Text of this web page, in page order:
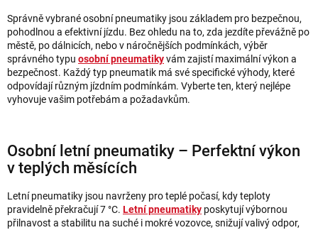
Správně vybrané osobní pneumatiky jsou základem pro bezpečnou,
pohodlnou a efektivní jízdu. Bez ohledu na to, zda jezdíte převážně po
městě, po dálnicích, nebo v náročnějších podmínkách, výběr
správného typu osobní pneumatikyvám zajistí maximální výkon a
bezpečnost. Každý typ pneumatik má své specifické výhody, které
odpovídají různým jízdním podmínkám. Vyberte ten, který nejlépe
vyhovuje vašim potřebám a požadavkům.
Osobní letní pneumatiky – Perfektní výkon
v teplých měsících
Letní pneumatiky jsou navrženy pro teplé počasí, kdy teploty
pravidelně překračují 7 °C. Letní pneumatiky poskytují výbornou
přilnavost a stabilitu na suché i mokré vozovce, snižují valivý odpor,